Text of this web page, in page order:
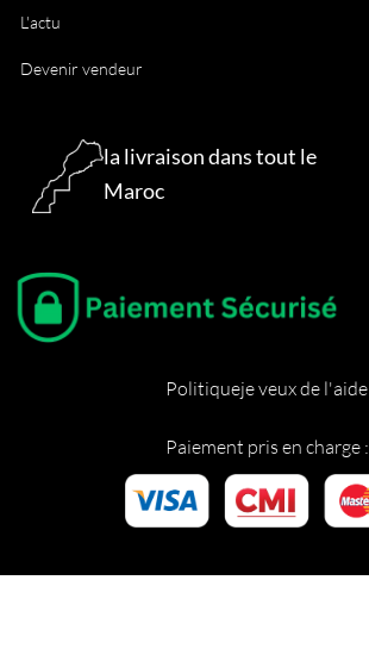
L'actu
Devenir vendeur
la livraison dans tout le
Maroc
Paiement pris en charge :
Politiqueje veux de l'aide